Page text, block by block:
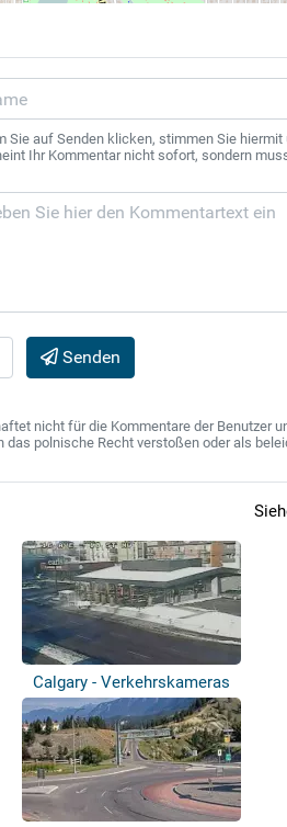
Sie auf Senden klicken, stimmen Sie hiermit
Ihr Kommentar nicht sofort, sondern
Senden
nicht für die Kommentare der Benutzer
das polnische Recht verstoßen oder als
Calgary - Verkehrskameras